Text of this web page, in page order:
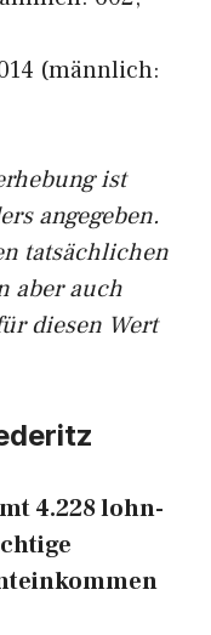
(männlich:
ist
angegeben.
tatsächlichen
aber auch
diesen Wert
4.228 lohn-